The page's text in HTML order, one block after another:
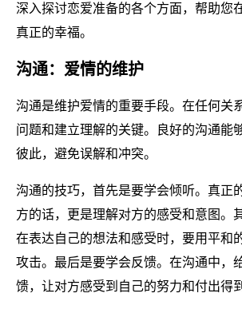
深入探讨恋爱准备的各个方面，帮助您
真正的幸福。
沟通：爱情的维护
沟通是维护爱情的重要手段。在任何关
问题和建立理解的关键。良好的沟通能
彼此，避免误解和冲突。
沟通的技巧，首先是要学会倾听。真正
方的话，更是理解对方的感受和意图。
在表达自己的想法和感受时，要用平和
攻击。最后是要学会反馈。在沟通中，
馈，让对方感受到自己的努力和付出得